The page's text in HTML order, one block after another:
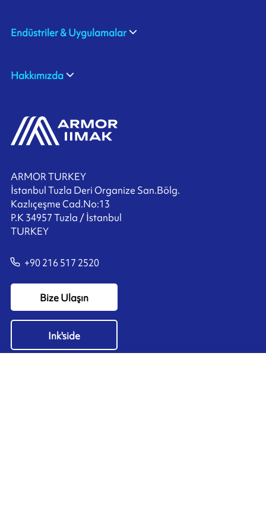
ARMOR TURKEY
İstanbul Tuzla Deri Organize San.Bölg.
Kazlıçeşme Cad.No:13
P.K 34957 Tuzla / İstanbul
TURKEY
+90 216 517 2520
Bize Ulaşın
Ink'side
Endüstriler & Uygulamalar
Hakkımızda